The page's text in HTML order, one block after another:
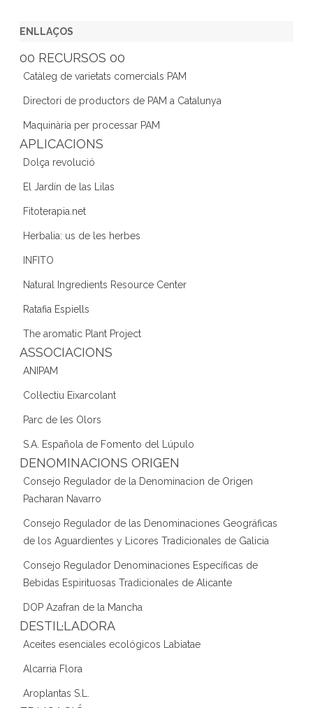
c
e
b
o
o
k
er gr
a
m
dI
n
ENLLAÇOS
00 RECURSOS 00
Catàleg de varietats comercials PAM
Directori de productors de PAM a Catalunya
Maquinària per processar PAM
APLICACIONS
Dolça revolució
El Jardín de las Lilas
Fitoterapia.net
Herbalia: us de les herbes
INFITO
Natural Ingredients Resource Center
Ratafia Espiells
The aromatic Plant Project
ASSOCIACIONS
ANIPAM
Col·lectiu Eixarcolant
Parc de les Olors
S.A. Española de Fomento del Lúpulo
DENOMINACIONS ORIGEN
Consejo Regulador de la Denominacion de Origen
Pacharan Navarro
Consejo Regulador de las Denominaciones Geográficas
de los Aguardientes y Licores Tradicionales de Galicia
Consejo Regulador Denominaciones Específicas de
Bebidas Espirituosas Tradicionales de Alicante
DOP Azafran de la Mancha
DESTIL·LADORA
Aceites esenciales ecológicos Labiatae
Alcarria Flora
Aroplantas S.L.